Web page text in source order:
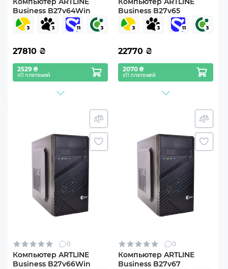
Business B27v64Win
27810 ₴
2529 ₴
х11 платежей
Business B27v65
22770 ₴
2070 ₴
х11 платежей
0
Компьютер ARTLINE
Business B27v66Win
0
Компьютер ARTLINE
Business B27v67